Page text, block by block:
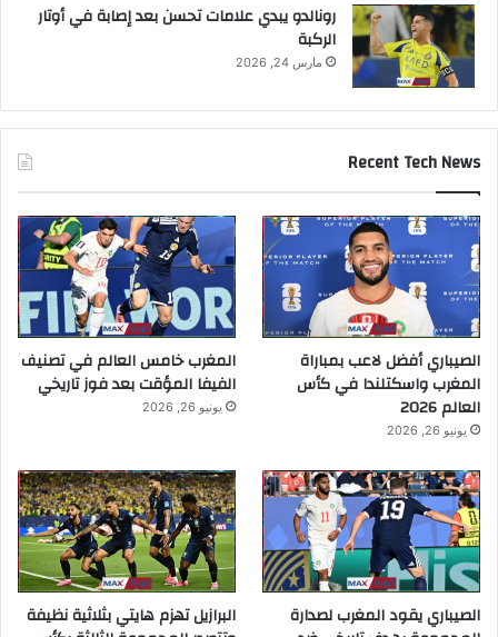
رونالدو يبدي علامات تحسن بعد إصابة في أوتار
الركبة
مارس 24, 2026
Recent Tech News
الصيباري أفضل لاعب بمباراة
المغرب واسكتلندا في كأس
العالم 2026
يونيو 26, 2026
المغرب خامس العالم في تصنيف
الفيفا المؤقت بعد فوز تاريخي
يونيو 26, 2026
الصيباري يقود المغرب لصدارة
البرازيل تهزم هايتي بثلاثية نظيفة